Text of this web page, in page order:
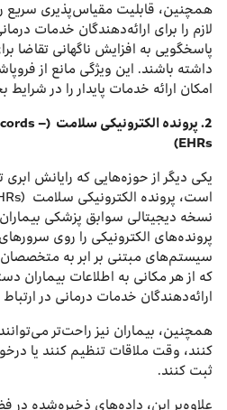
همچنین، قابلیت مقیاس‌پذیری سریع
لازم را برای ارائه‌دهندگان خدمات
پاسخگویی به افزایش ناگهانی تقاضا
داشته باشند. این ویژگی مانع از
امکان ارائه خدمات پایدار را در شرایط
2. پرونده‌ الکترونیکی سلامت
–
EHRs)
یکی دیگر از حوزه‌هایی که رایانش ابری
نسخه دیجیتالی سوابق پزشکی
پرونده‌های الکترونیکی را روی
سیستم‌های مبتنی بر ابر به
که از هر مکانی به اطلاعات بیماران
ارائه‌دهندگان خدمات درمانی در
همچنین، بیماران نیز راحت‌تر
کنند، وقت ملاقات تنظیم کنند یا
ثبت کنند.
علاوه‌بر این، داده‌های ذخیره‌شده در